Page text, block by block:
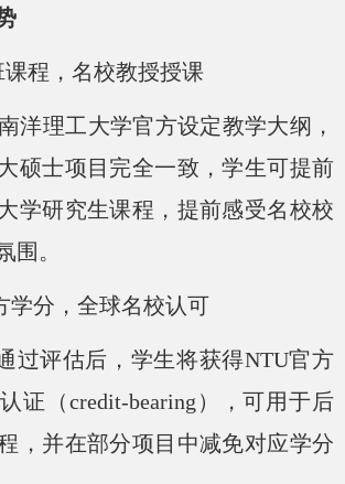
课程，名校教授授课
洋理工大学官方设定教学大纲，
硕士项目完全一致，学生可提前
学研究生课程，提前感受名校校
围。
学分，全球名校认可
过评估后，学生将获得NTU官方
证（credit-bearing），可用于后
，并在部分项目中减免对应学分